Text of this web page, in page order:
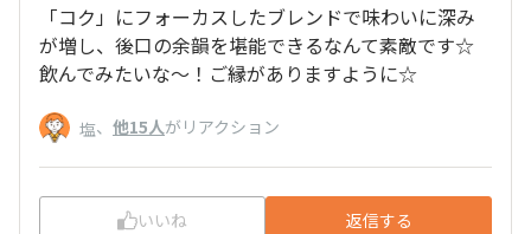
「コク」にフォーカスしたブレンドで味わいに深み
が増し、後口の余韻を堪能できるなんて素敵です☆
飲んでみたいな～！ご縁がありますように☆
塩、 他15人がリアクション
いいね 返信する